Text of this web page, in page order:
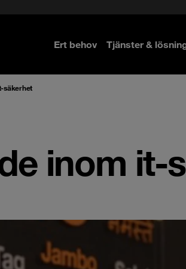
Ert behov Tjänster &
säkerhet
inom it-